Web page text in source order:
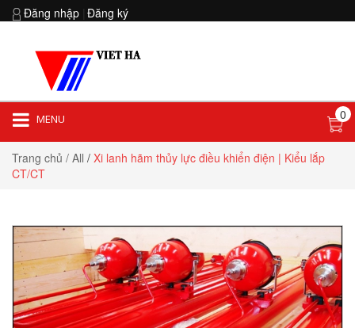
Đăng nhập Đăng ký
Hotline: 0903 852 854
MENU 0
Trang chủ / All / Xi lanh hãm thủy lực điều khiển điện | Kiểu lắp
CT/CT